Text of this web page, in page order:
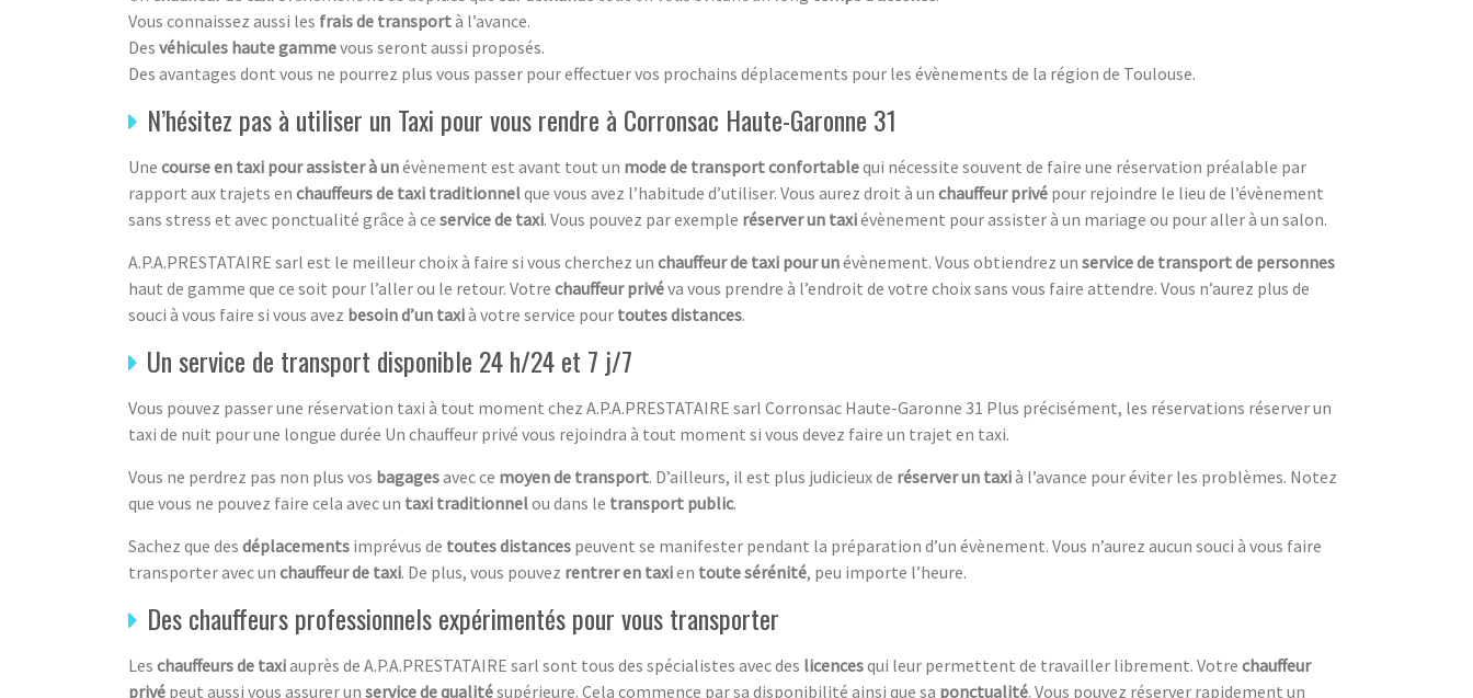
Vous connaissez aussi les frais de transportà l’avance.
Des véhicules haute gammevous seront aussi proposés.
Des avantages dont vous ne pourrez plus vous passer pour effectuer vos prochains déplacements pour les évènements de la région de Toulouse.
N’hésitez pas à utiliser un Taxi pour vous rendre à Corronsac Haute-Garonne 31
Une course en taxi pour assister à unévènement est avant tout un mode de transport confortablequi nécessite souvent de faire une réservation préalable par
rapport aux trajets en chauffeurs de taxi traditionnelque vous avez l’habitude d’utiliser. Vous aurez droit à un chauffeur privé pour rejoindre le lieu de l’évènement
sans stress et avec ponctualité grâce à ce service de taxi. Vous pouvez par exemple réserver un taxiévènement pour assister à un mariage ou pour aller à un salon.
A.P.A.PRESTATAIRE sarl est le meilleur choix à faire si vous cherchez un chauffeur de taxi pour unévènement. Vous obtiendrez un service de transport de personnes
haut de gamme que ce soit pour l’aller ou le retour. Votre chauffeur privéva vous prendre à l’endroit de votre choix sans vous faire attendre. Vous n’aurez plus de
souci à vous faire si vous avez besoin d’un taxià votre service pour toutes distances.
Un service de transport disponible 24 h/24 et 7 j/7
Vous pouvez passer une réservation taxi à tout moment chez A.P.A.PRESTATAIRE sarl Corronsac Haute-Garonne 31 Plus précisément, les réservations réserver un
taxi de nuit pour une longue durée Un chauffeur privé vous rejoindra à tout moment si vous devez faire un trajet en taxi.
Vous ne perdrez pas non plus vos bagagesavec ce moyen de transport. D’ailleurs, il est plus judicieux de réserver un taxià l’avance pour éviter les problèmes. Notez
que vous ne pouvez faire cela avec un taxi traditionnelou dans le transport public.
Sachez que des déplacements imprévus de toutes distances peuvent se manifester pendant la préparation d’un évènement. Vous n’aurez aucun souci à vous faire
transporter avec un chauffeur de taxi. De plus, vous pouvez rentrer en taxien toute sérénité, peu importe l’heure.
Des chauffeurs professionnels expérimentés pour vous transporter
Les chauffeurs de taxiauprès de A.P.A.PRESTATAIRE sarl sont tous des spécialistes avec des licencesqui leur permettent de travailler librement. Votre chauffeur
privé peut aussi vous assurer un service de qualitésupérieure. Cela commence par sa disponibilité ainsi que sa ponctualité. Vous pouvez réserver rapidement un